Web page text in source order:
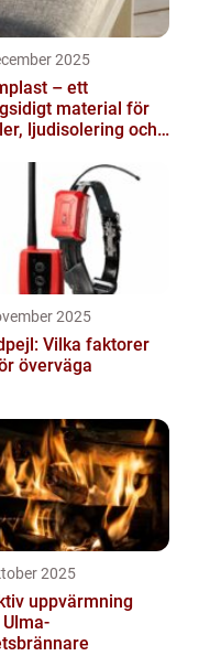
2025
– ett
material för
ljudisolering och
2025
Vilka faktorer
överväga
2025
uppvärmning